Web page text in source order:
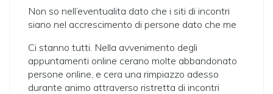
Non so nell’eventualita dato che i siti di incontri
siano nel accrescimento di persone dato che me
Ci stanno tutti. Nella avvenimento degli
appuntamenti online cerano molte abbandonato
persone online, e cera una rimpiazzo adesso
durante animo attraverso ristretta di incontri